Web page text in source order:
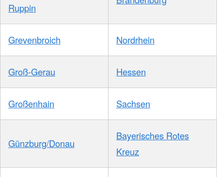
Ruppin
Grevenbroich Nordrhein
Groß-Gerau Hessen
Großenhain Sachsen
Günzburg/Donau
Bayerisches Rotes
Kreuz